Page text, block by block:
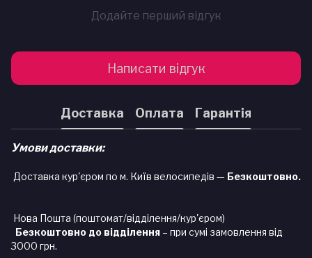
Додайте перший відгук
Написати відгук
Доставка Оплата Гарантія
Умови доставки:
Доставка кур'єром по м. Київ велосипедів — Безкоштовно.
Нова Пошта (поштомат/відділення/кур'єром)
Безкоштовно до відділення – при сумі замовлення від
3000 грн.